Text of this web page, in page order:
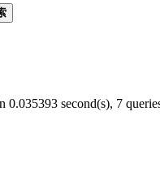
0.035393 second(s), 7